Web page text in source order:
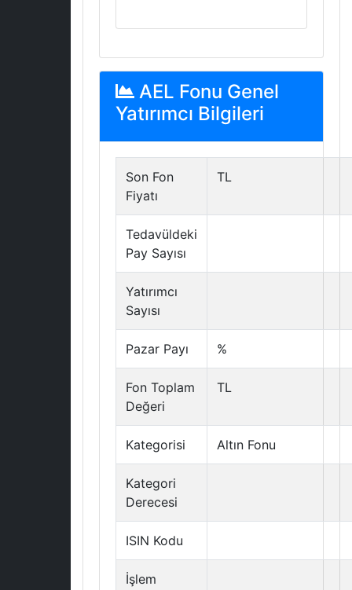
AEL Fonu Genel
Yatırımcı Bilgileri
Son Fon
Fiyatı
TL
Tedavüldeki
Pay Sayısı
Yatırımcı
Sayısı
Pazar Payı %
Fon Toplam
Değeri
TL
Kategorisi Altın Fonu
Kategori
Derecesi
ISIN Kodu
İşlem